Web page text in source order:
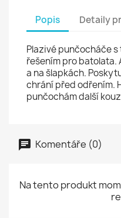
Popis Detaily
Plazivé punčocháče
řešením pro batolata.
a na šlapkách.
chrání před odřením.
punčochám další
Komentáře (0)
Na tento produkt